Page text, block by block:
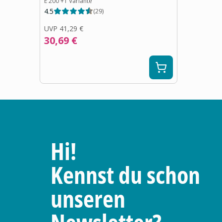
4.5 (29)
UVP 41,29 €
30,69 €
Hi!
Kennst du schon
unseren